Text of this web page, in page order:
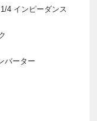
4 インピーダンス
バーター